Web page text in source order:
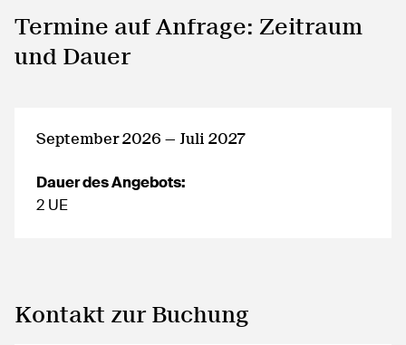
Termine auf Anfrage: Zeitraum
und Dauer
September 2026 — Juli 2027
Dauer des Angebots:
2 UE
Kontakt zur Buchung